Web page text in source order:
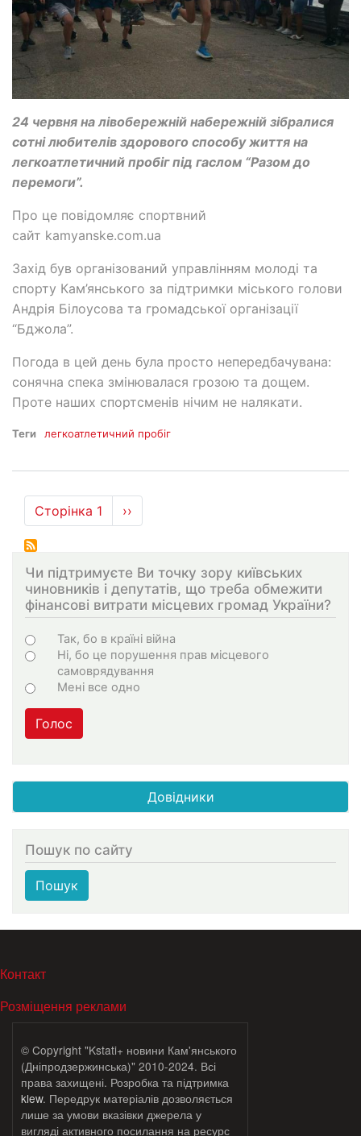
24 червня на лівобережній набережній зібралися
сотні любителів здорового способу життя на
легкоатлетичний пробіг під гаслом “Разом до
перемоги”.
Про це повідомляє спортвний
сайт kamyanske.com.ua
Захід був організований управлінням молоді та
спорту Кам’янського за підтримки міського голови
Андрія Білоусова та громадської організації
“Бджола”.
Погода в цей день була просто непередбачувана:
сонячна спека змінювалася грозою та дощем.
Проте наших спортсменів нічим не налякати.
Теги легкоатлетичний пробіг
Розбивка
на
сторінки
Сторінка 1
Наступна
сторінка
››
Чи підтримуєте Ви точку зору київських
чиновників і депутатів, що треба обмежити
фінансові витрати місцевих громад України?
Варіанти
Так, бо в країні війна
Ні, бо це порушення прав місцевого
самоврядування
Мені все одно
Голос
Довідники
Пошук по сайту
Пошук
МЕНЮ В ПОДВАЛЕ
Контакт
Розміщення реклами
© Copyright "Kstati+ новини Кам'янського
(Дніпродзержинська)" 2010-2024. Всі
права захищені. Розробка та підтримка
klew. Передрук матеріалів дозволяється
лише за умови вказівки джерела у
вигляді активного посилання на ресурс